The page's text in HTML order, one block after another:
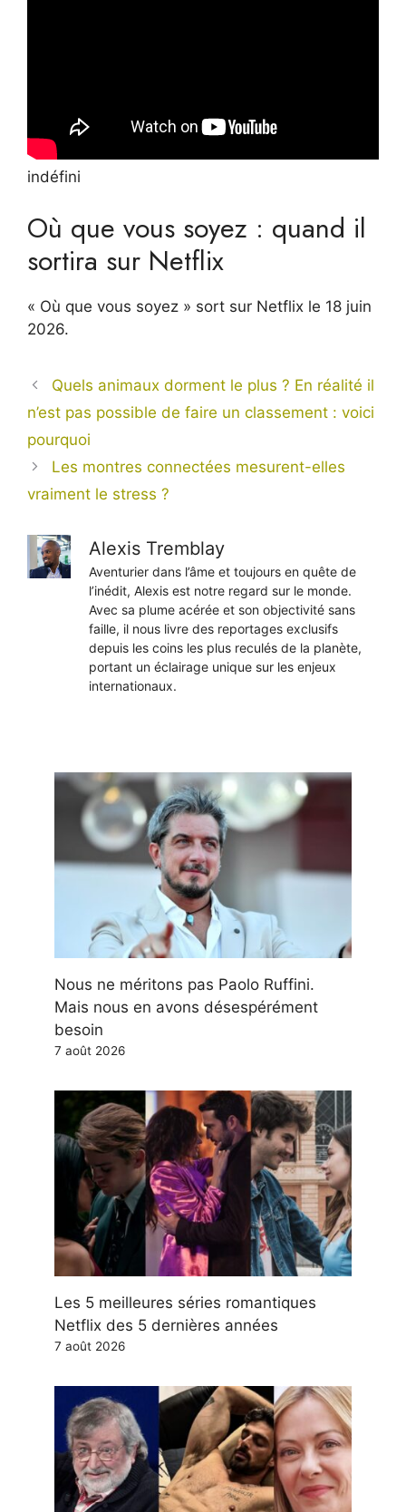
indéfini
Où que vous soyez : quand il
sortira sur Netflix
« Où que vous soyez » sort sur Netflix le 18 juin
2026.
Quels animaux dorment le plus ? En réalité il
n’est pas possible de faire un classement : voici
pourquoi
Les montres connectées mesurent-elles
vraiment le stress ?
Alexis Tremblay
Aventurier dans l’âme et toujours en quête de
l’inédit, Alexis est notre regard sur le monde.
Avec sa plume acérée et son objectivité sans
faille, il nous livre des reportages exclusifs
depuis les coins les plus reculés de la planète,
portant un éclairage unique sur les enjeux
internationaux.
Nous ne méritons pas Paolo Ruffini.
Mais nous en avons désespérément
besoin
7 août 2026
Les 5 meilleures séries romantiques
Netflix des 5 dernières années
7 août 2026